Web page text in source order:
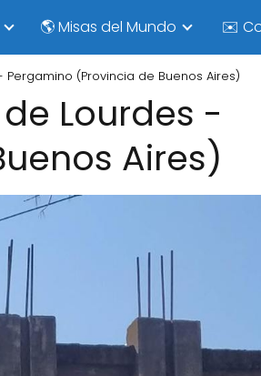
🌎 Misas del Mundo ✉️
(Provincia de Buenos Aires)
Lourdes -
Aires)